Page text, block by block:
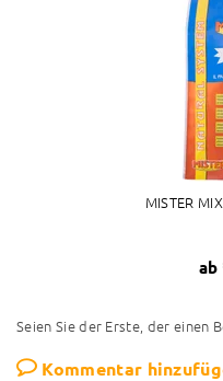
MISTER
ab
Seien Sie der Erste, der einen
Kommentar